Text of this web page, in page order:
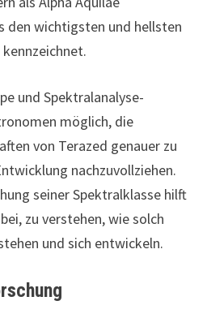
den wichtigsten und hellsten
und Spektralanalyse-
möglich, die
von Terazed genauer zu
nachzuvollziehen.
seiner Spektralklasse hilft
zu verstehen, wie solch
und sich entwickeln.